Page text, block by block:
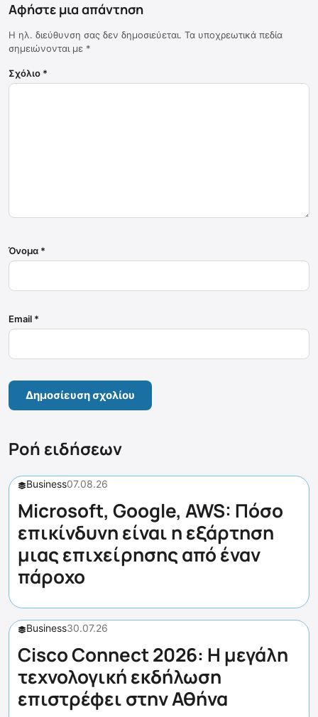
Αφήστε μια απάντηση
Η ηλ. διεύθυνση σας δεν δημοσιεύεται. Τα υποχρεωτικά πεδία
σημειώνονται με *
Σχόλιο *
Όνομα *
Email *
Ροή ειδήσεων
Business07.08.26
Microsoft, Google, AWS: Πόσο
επικίνδυνη είναι η εξάρτηση
μιας επιχείρησης από έναν
πάροχο
Business30.07.26
Cisco Connect 2026: Η μεγάλη
τεχνολογική εκδήλωση
επιστρέφει στην Αθήνα